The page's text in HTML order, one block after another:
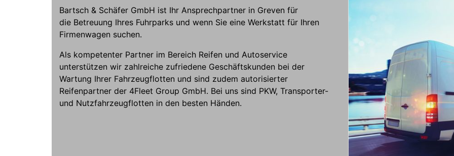
Bartsch & Schäfer GmbH ist Ihr Ansprechpartner in Greven für
die Betreuung Ihres Fuhrparks und wenn Sie eine Werkstatt für Ihren
Firmenwagen suchen.
Als kompetenter Partner im Bereich Reifen und Autoservice
unterstützen wir zahlreiche zufriedene Geschäftskunden bei der
Wartung Ihrer Fahrzeugflotten und sind zudem autorisierter
Reifenpartner der 4Fleet Group GmbH. Bei uns sind PKW, Transporter-
und Nutzfahrzeugflotten in den besten Händen.